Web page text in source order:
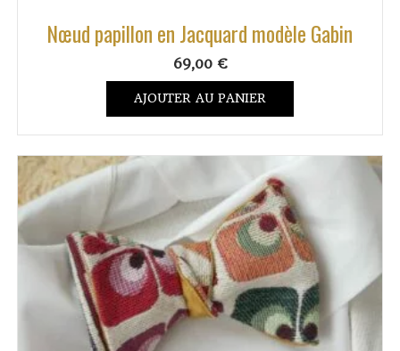
Nœud papillon en Jacquard modèle Gabin
69,00 €
AJOUTER AU PANIER